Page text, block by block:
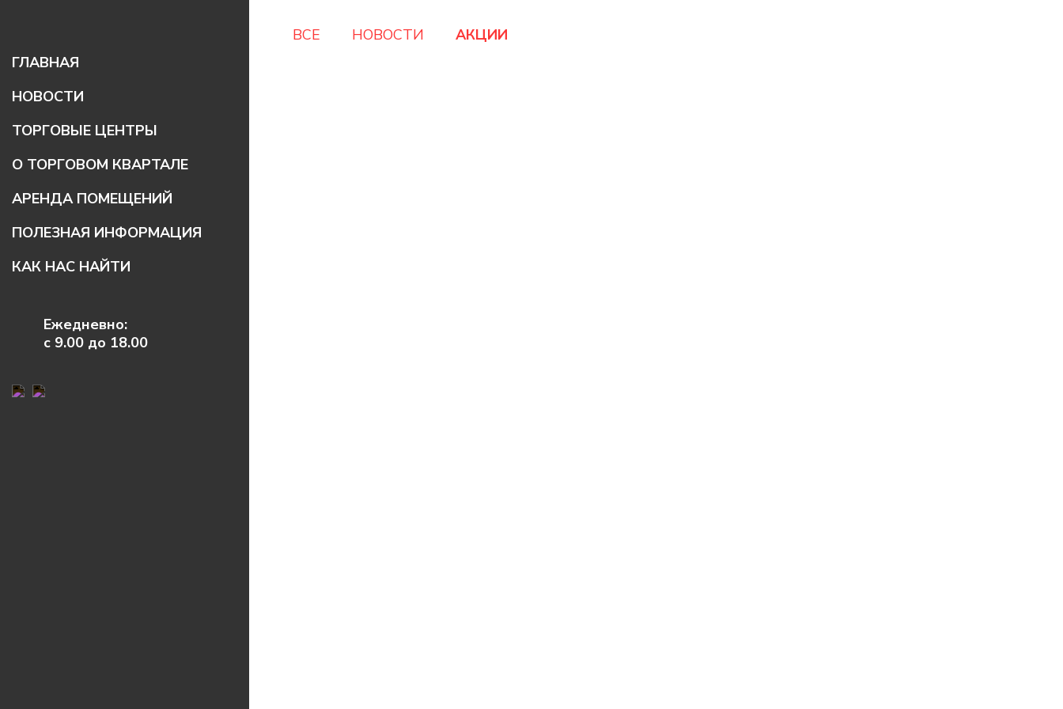
ВСЕ НОВОСТИ
АКЦИИ
ГЛАВНАЯ
НОВОСТИ
ТОРГОВЫЕ ЦЕНТРЫ
ТЦ «ДВЕРИ И НАПОЛЬНЫЕ
ПОКРЫТИЯ»
ТЦ «СТРОИТЕЛЬНЫЕ
ТЦ «САНТЕХНИКА И ОБОИ»
ТЦ «КУХНИ И КУХОННОЕ
ТЦ «НА ФРУНЗЕ»
МАГАЗИНЫ
О ТОРГОВОМ КВАРТАЛЕ
АРЕНДА ПОМЕЩЕНИЙ
ПОЛЕЗНАЯ ИНФОРМАЦИЯ
КАК НАС НАЙТИ
Ежедневно:
с 9.00 до 18.00